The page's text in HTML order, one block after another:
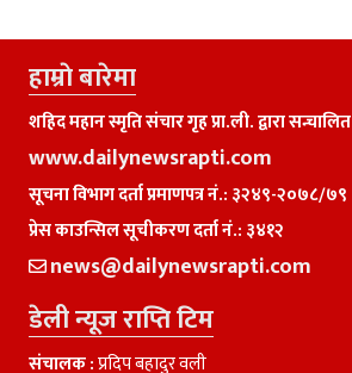
हाम्राे बारेमा
शहिद महान स्मृति संचार गृह प्रा.ली. द्वारा सन्चालित
www.dailynewsrapti.com
सूचना विभाग दर्ता प्रमाणपत्र नं.: ३२४९-२०७८/७९
प्रेस काउन्सिल सूचीकरण दर्ता नं.: ३४१२
news@dailynewsrapti.com
डेली न्यूज राप्ति टिम
संचालक :प्रदिप बहादुर वली